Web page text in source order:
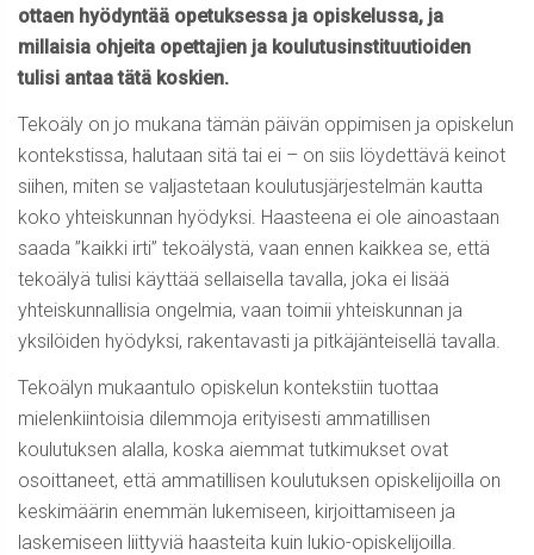
ottaen hyödyntää opetuksessa ja opiskelussa, ja
millaisia ohjeita opettajien ja koulutusinstituutioiden
tulisi antaa tätä koskien.
Tekoäly on jo mukana tämän päivän oppimisen ja opiskelun
kontekstissa, halutaan sitä tai ei – on siis löydettävä keinot
siihen, miten se valjastetaan koulutusjärjestelmän kautta
koko yhteiskunnan hyödyksi. Haasteena ei ole ainoastaan
saada ”kaikki irti” tekoälystä, vaan ennen kaikkea se, että
tekoälyä tulisi käyttää sellaisella tavalla, joka ei lisää
yhteiskunnallisia ongelmia, vaan toimii yhteiskunnan ja
yksilöiden hyödyksi, rakentavasti ja pitkäjänteisellä tavalla.
Tekoälyn mukaantulo opiskelun kontekstiin tuottaa
mielenkiintoisia dilemmoja erityisesti ammatillisen
koulutuksen alalla, koska aiemmat tutkimukset ovat
osoittaneet, että ammatillisen koulutuksen opiskelijoilla on
keskimäärin enemmän lukemiseen, kirjoittamiseen ja
laskemiseen liittyviä haasteita kuin lukio-opiskelijoilla.